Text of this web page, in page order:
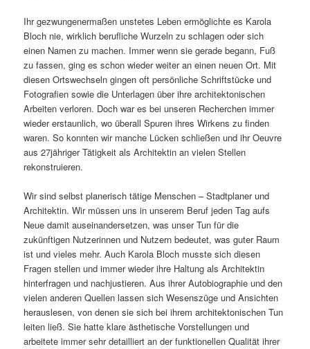
Ihr gezwungenermaßen unstetes Leben ermöglichte es Karola
Bloch nie, wirklich berufliche Wurzeln zu schlagen oder sich
einen Namen zu machen. Immer wenn sie gerade begann, Fuß
zu fassen, ging es schon wieder weiter an einen neuen Ort. Mit
diesen Ortswechseln gingen oft persönliche Schriftstücke und
Fotografien sowie die Unterlagen über ihre architektonischen
Arbeiten verloren. Doch war es bei unseren Recherchen immer
wieder erstaunlich, wo überall Spuren ihres Wirkens zu finden
waren. So konnten wir manche Lücken schließen und ihr Oeuvre
aus 27jähriger Tätigkeit als Architektin an vielen Stellen
rekonstruieren.
Wir sind selbst planerisch tätige Menschen – Stadtplaner und
Architektin. Wir müssen uns in unserem Beruf jeden Tag aufs
Neue damit auseinandersetzen, was unser Tun für die
zukünftigen Nutzerinnen und Nutzern bedeutet, was guter Raum
ist und vieles mehr. Auch Karola Bloch musste sich diesen
Fragen stellen und immer wieder ihre Haltung als Architektin
hinterfragen und nachjustieren. Aus ihrer Autobiographie und den
vielen anderen Quellen lassen sich Wesenszüge und Ansichten
herauslesen, von denen sie sich bei ihrem architektonischen Tun
leiten ließ. Sie hatte klare ästhetische Vorstellungen und
arbeitete immer sehr detailliert an der funktionellen Qualität ihrer